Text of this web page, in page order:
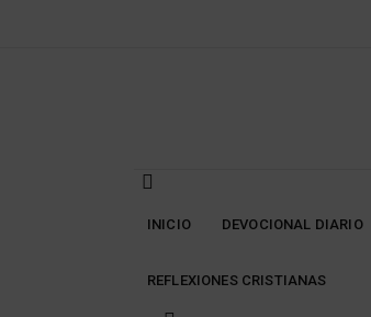
INICIO DEVOCIONAL DIARIO
REFLEXIONES CRISTIANAS